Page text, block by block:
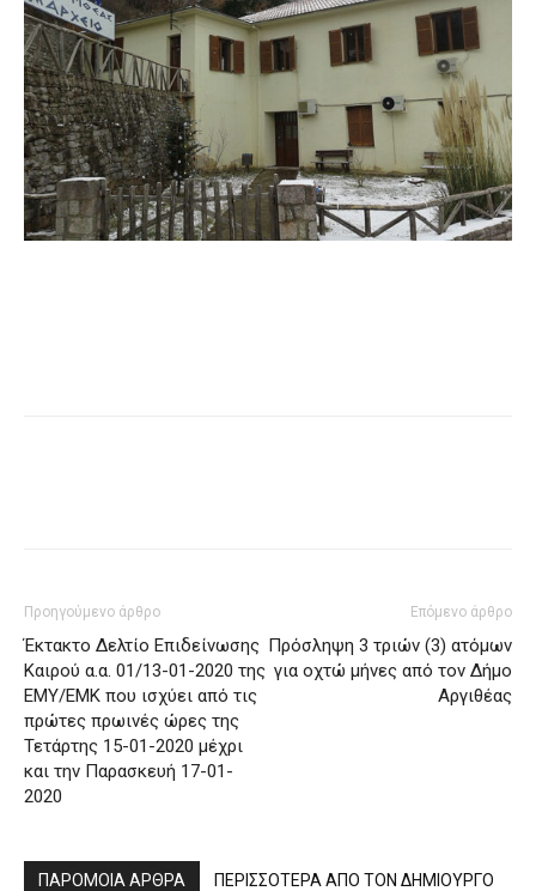
Προηγούμενο άρθρο
Έκτακτο Δελτίο Επιδείνωσης
Καιρού α.α. 01/13-01-2020 της
ΕΜΥ/ΕΜΚ που ισχύει από τις
πρώτες πρωινές ώρες της
Τετάρτης 15-01-2020 μέχρι
και την Παρασκευή 17-01-
2020
Επόμενο άρθρο
Πρόσληψη 3 τριών (3) ατόμων
για οχτώ μήνες από τον Δήμο
Αργιθέας
ΠΑΡΟΜΟΙΑ ΑΡΘΡΑ ΠΕΡΙΣΣΟΤΕΡΑ ΑΠΟ ΤΟΝ ΔΗΜΙΟΥΡΓΟ